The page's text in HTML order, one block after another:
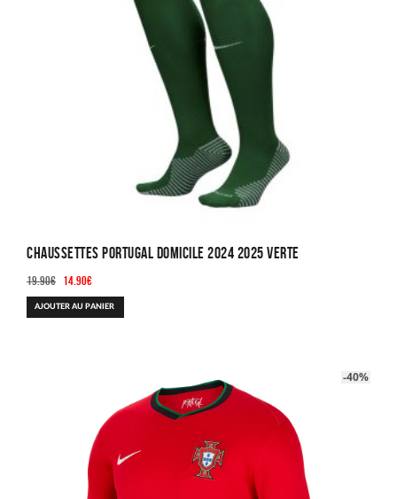
sur
Chaussettes Portugal Domicile 2024 2025 Verte
19.90€ Le
prix
initial
14.90€Le
prix
actuel
AJOUTER AU PANIER
-40%